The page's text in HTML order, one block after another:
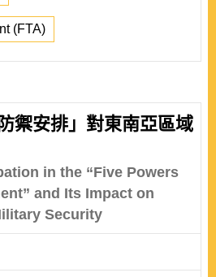
(FTA)
禦安排」對東南亞區域
in the “Five Powers
and Its Impact on
Security